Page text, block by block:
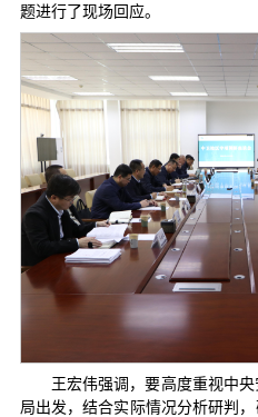
题进行了现场回应。
王宏伟强调，要高度重视中
局出发，结合实际情况分析研判